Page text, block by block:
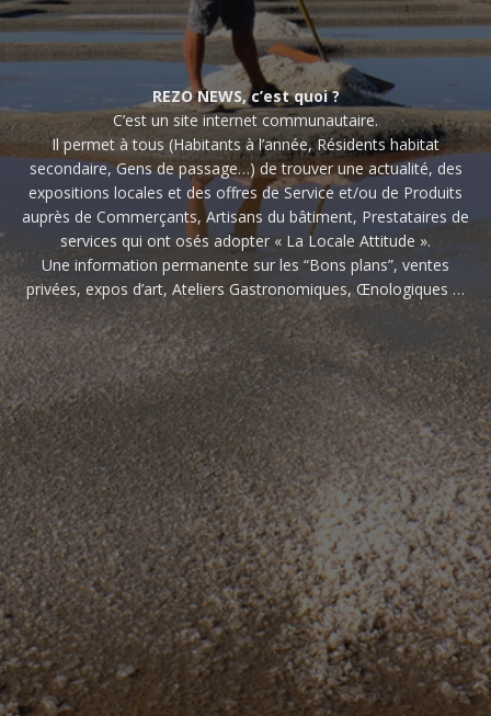
REZO NEWS, c’est quoi ?
C’est un site internet communautaire.
Il permet à tous (Habitants à l’année, Résidents habitat
secondaire, Gens de passage…) de trouver une actualité, des
expositions locales et des offres de Service et/ou de Produits
auprès de Commerçants, Artisans du bâtiment, Prestataires de
services qui ont osés adopter « La Locale Attitude ».
Une information permanente sur les “Bons plans”, ventes
privées, expos d’art, Ateliers Gastronomiques, Œnologiques …